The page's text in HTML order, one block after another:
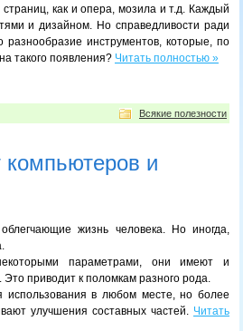
как и опера, мозила и т.д. Каждый
и дизайном. Но справедливости ради
разнообразие инструментов, которые, по
такого появления? Читать полностью »
Всякие полезности
компьютеров и
жизнь человека. Но иногда,
параметрами, они имеют и
приводит к поломкам разного рода.
использования в любом месте, но более
улучшения составных частей. Читать